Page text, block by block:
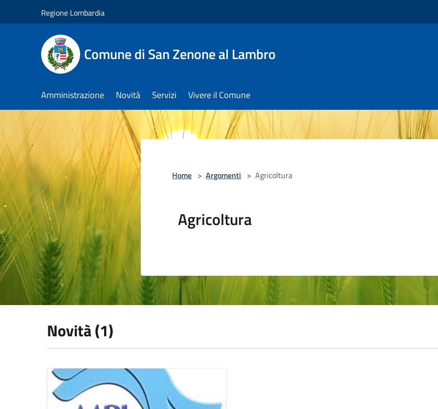
Regione Lombardia
Comune di San Zenone al Lambro
Amministrazione Novità Servizi Vivere il Comune
Home > Argomenti > Agricoltura
Agricoltura
Novità (1)